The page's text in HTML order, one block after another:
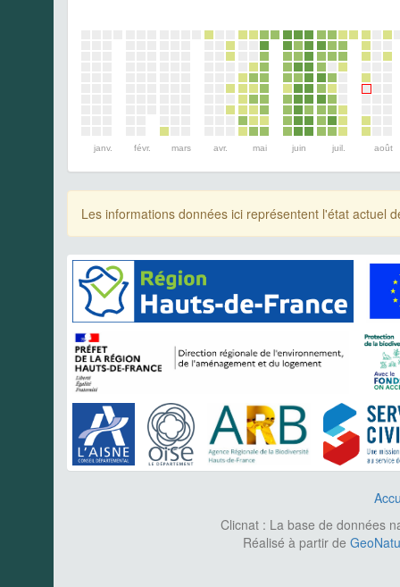
janv. févr. mars avr. mai juin juil. août
Les informations données ici représentent l'état actuel
Clicnat : La base de données
Réalisé à partir de